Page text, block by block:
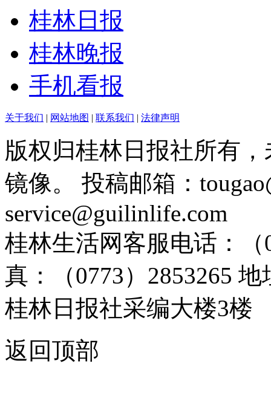
桂林日报
桂林晚报
手机看报
关于我们 | 网站地图 | 联系我们 | 法律声明
版权归桂林日报社所有
镜像。 投稿邮箱：
service@guilinlife.com
桂林生活网客服电话：（
真：（0773）2853265
桂林日报社采编大楼3楼
返回顶部